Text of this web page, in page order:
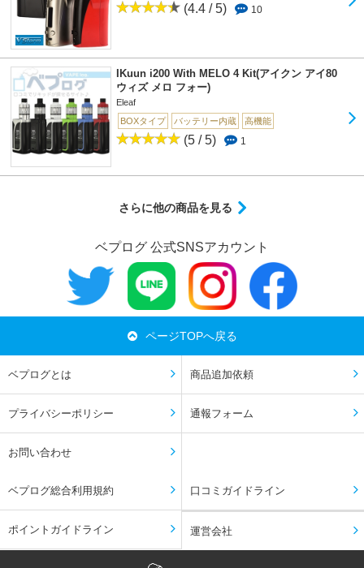
(4.4 / 5) 10
IKuun i200 With MELO 4 Kit(アイクン アイ80
ウィズ メロ フォー)
Eleaf
BOXタイプ
バッテリー内蔵 高機能
(5 / 5) 1
さらに他の商品を見る
ベプログ 公式SNSアカウント
ページTOPへ戻る
ベプログとは 商品追加依頼
プライバシーポリシー 通報フォーム
お問い合わせ
ベプログ総合利用規約 口コミガイドライン
ポイントガイドライン 運営会社